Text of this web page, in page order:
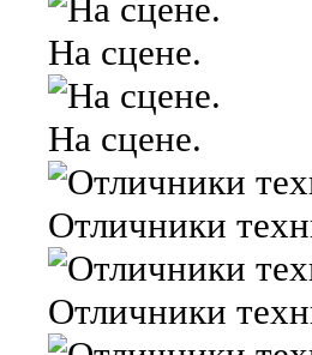
На сцене.
На сцене.
Отличники
Отличники